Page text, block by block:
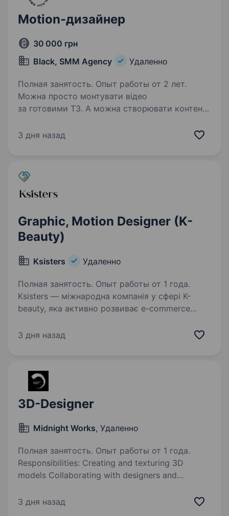
Motion-дизайнер
30 000 грн
Black, SMM Agency
Удаленно
Полная занятость. Опыт работы от 2 лет.
Можна просто монтувати відео
за готовими ТЗ. А можна створювати контент,
з генеративним AI та впливати на розвиток
3 дня назад
Graphic, Motion Designer (K-
Beauty)
Ksisters Удаленно
Полная занятость. Опыт работы от 1 года.
Ksisters — міжнародна компанія у сфері K-
beauty, яка активно розвиває e-commerce
Graphic & Motion Designer, який допоможе
3 дня назад
3D-Designer
Midnight Works, Удаленно
Полная занятость. Опыт работы от 1 года.
Responsibilities: Creating and texturing 3D
models Collaborating with designers and
requirements for 3D content Requirements:
3 дня назад